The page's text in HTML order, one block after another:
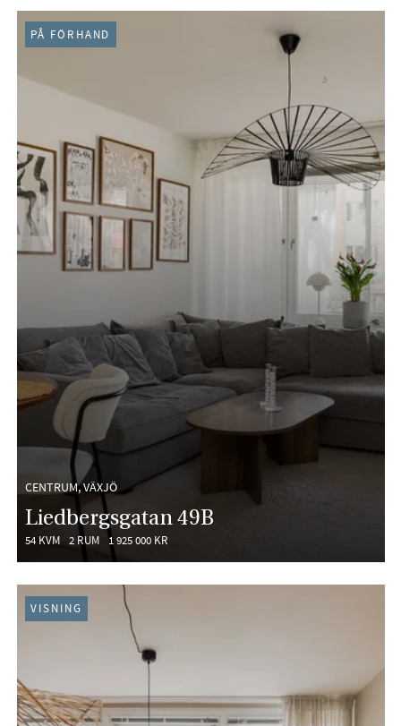
CENTRUM, VÄXJÖ
Liedbergsgatan 49B
54 KVM 2 RUM 1 925 000 KR
PÅ FÖRHAND
VISNING